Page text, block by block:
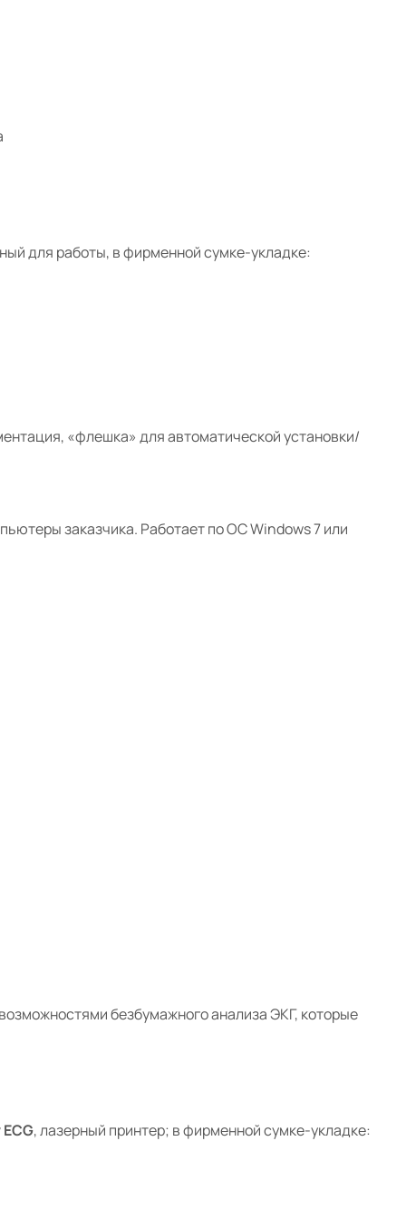
для работы, в фирменной сумке-укладке:
«флешка» для автоматической установки/
заказчика. Работает по ОС Windows 7 или
безбумажного анализа ЭКГ, которые
, лазерный принтер; в фирменной сумке-укладке: